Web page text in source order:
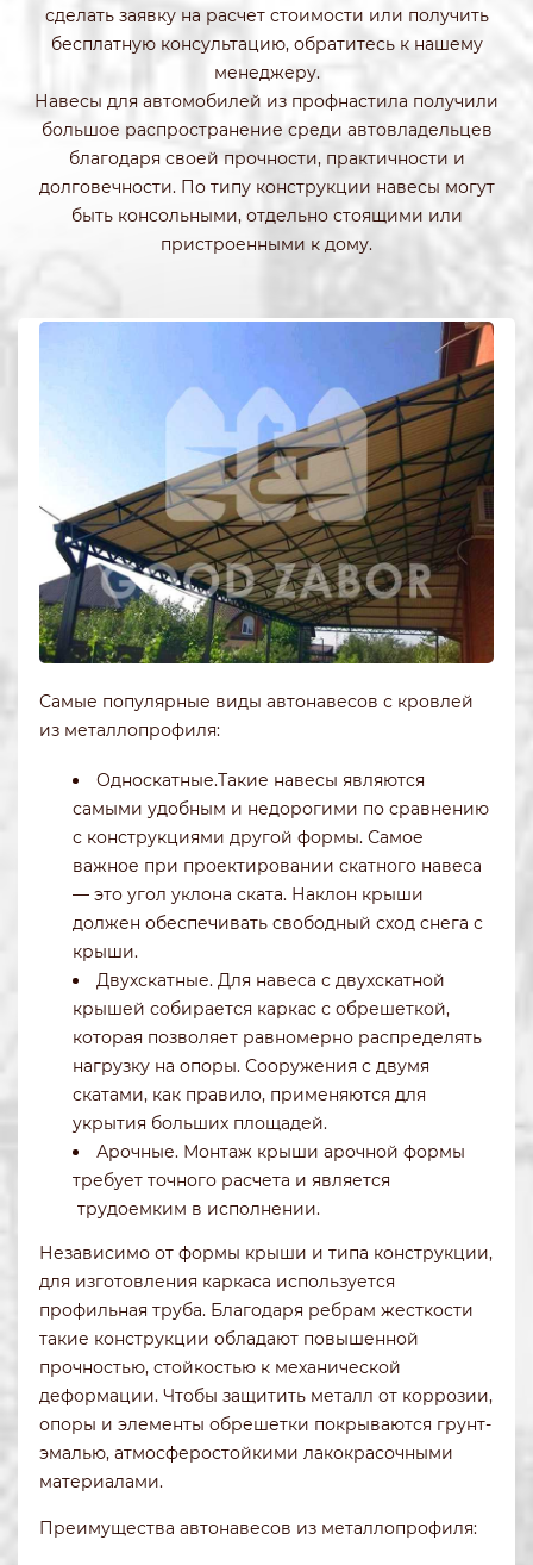
сделать заявку на расчет стоимости или получить
бесплатную консультацию, обратитесь к нашему
менеджеру.
Навесы для автомобилей из профнастила получили
большое распространение среди автовладельцев
благодаря своей прочности, практичности и
долговечности. По типу конструкции навесы могут
быть консольными, отдельно стоящими или
пристроенными к дому.
Самые популярные виды автонавесов с кровлей
из металлопрофиля:
Односкатные.Такие навесы являются
самыми удобным и недорогими по сравнению
с конструкциями другой формы. Самое
важное при проектировании скатного навеса
— это угол уклона ската. Наклон крыши
должен обеспечивать свободный сход снега с
крыши.
Двухскатные. Для навеса с двухскатной
крышей собирается каркас с обрешеткой,
которая позволяет равномерно распределять
нагрузку на опоры. Сооружения с двумя
скатами, как правило, применяются для
укрытия больших площадей.
Арочные. Монтаж крыши арочной формы
требует точного расчета и является
трудоемким в исполнении.
Независимо от формы крыши и типа конструкции,
для изготовления каркаса используется
профильная труба. Благодаря ребрам жесткости
такие конструкции обладают повышенной
прочностью, стойкостью к механической
деформации. Чтобы защитить металл от коррозии,
опоры и элементы обрешетки покрываются грунт-
эмалью, атмосферостойкими лакокрасочными
материалами.
Преимущества автонавесов из металлопрофиля: